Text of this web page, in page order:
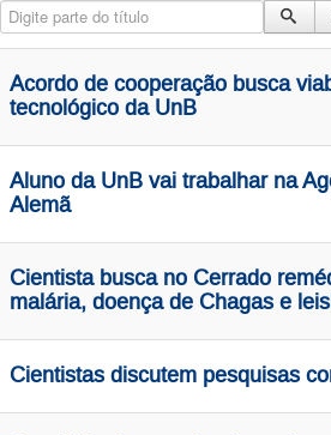
Digite parte do título
Acordo de cooperação busca
tecnológico da UnB
Aluno da UnB vai trabalhar na
Alemã
Cientista busca no Cerrado
malária, doença de Chagas e
Cientistas discutem pesquisas